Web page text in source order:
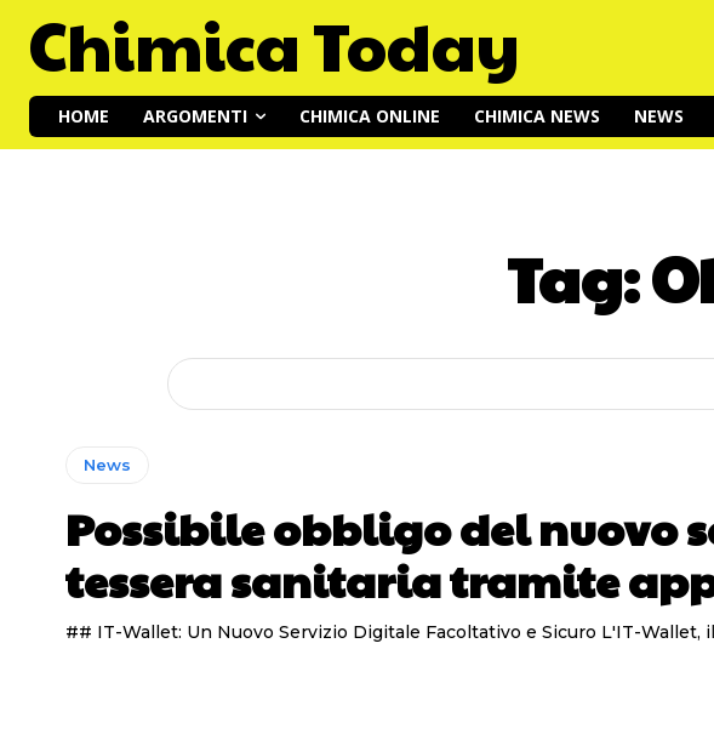
Chimica Today
HOME ARGOMENTI CHIMICA ONLINE CHIMICA NEWS NEWS
Tag:
News
Possibile obbligo del nuovo
tessera sanitaria tramite
## IT-Wallet: Un Nuovo Servizio Digitale Facoltativo e Sicuro L'IT-